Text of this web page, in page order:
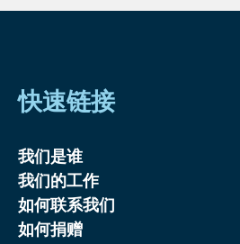
快速链接
我们是谁
我们的工作
如何联系我们
如何捐赠